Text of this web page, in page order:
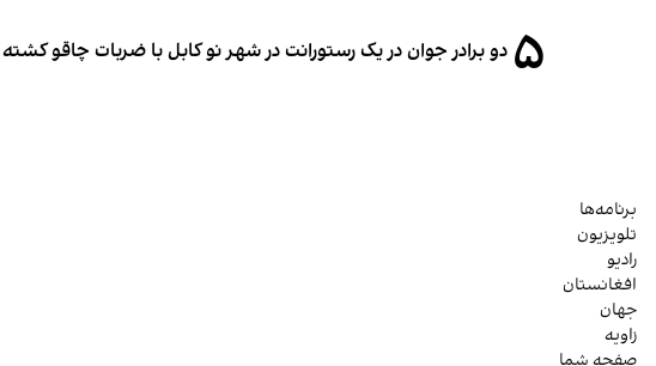
۵ دو برادر جوان در یک رستورانت در شهر نو کابل با ضربات چاقو
برنامه‌ها
تلویزیون
رادیو
افغانستان
جهان
زاویه
صفحه شما